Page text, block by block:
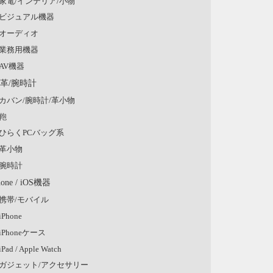
ジュアル機器
ーディオ
務用機器
機器
/腕時計
バン/腕時計/革小物
らくPCバッグ系
小物
時計
/ iOS機器
帯/モバイル
ケース
/ Apple Watch
ジェット/アクセサリー